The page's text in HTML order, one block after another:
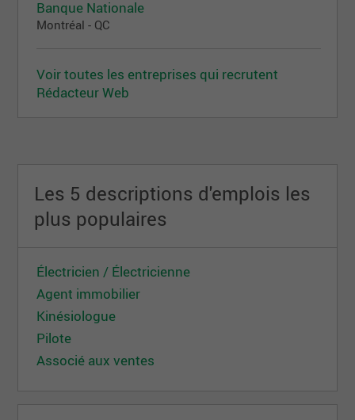
Banque Nationale
Montréal - QC
Voir toutes les entreprises qui recrutent
Rédacteur Web
Les 5 descriptions d'emplois les
plus populaires
Électricien / Électricienne
Agent immobilier
Kinésiologue
Pilote
Associé aux ventes